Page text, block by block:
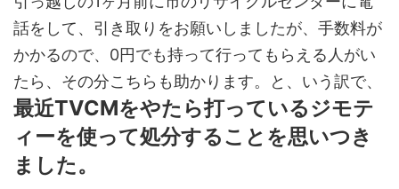
話をして、引き取りをお願いしましたが、手数料が
かかるので、0円でも持って行ってもらえる人がい
たら、その分こちらも助かります。と、いう訳で、
最近TVCMをやたら打っているジモテ
ィーを使って処分することを思いつき
ました。